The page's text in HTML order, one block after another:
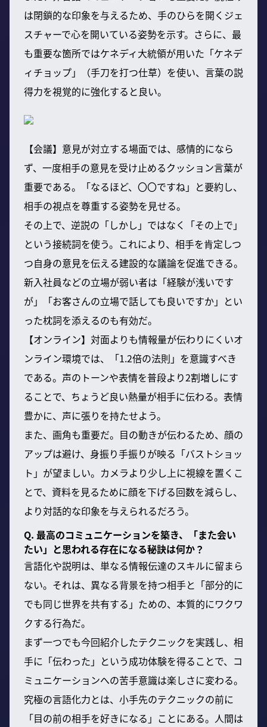
は閉鎖的な印象を与えるため、手のひらを開くジェ
スチャーで心を開いている姿勢を示す。さらに、最
も重要な箇所ではケネディ大統領が用いた「ケネデ
ィチョップ」（手刀を打つ仕草）を使い、言葉の説
得力を視覚的に強化すると良い。
【会議】意見が対立する場面では、感情的になら
ず、一度相手の意見を受け止めるクッション言葉が
重要である。「なるほど、〇〇ですね」と要約し、
相手の視点を尊重する姿勢を見せる。
その上で、逆説の「しかし」ではなく「その上で」
という接続詞を使う。これにより、相手を肯定しつ
つ自身の意見を伝える建設的な議論を促進できる。
新入社員などの立場が弱い者は「経験が浅いです
が」「お客さんの立場で話しても良いですか」とい
った枕詞を添えるのも有効だ。
【オンライン】対面よりも情報量が伝わりにくいオ
ンライン環境では、「1.2倍の法則」を意識すべき
である。声のトーンや表情を普段より2割増しにす
ることで、ちょうど良い熱量が相手に伝わる。表情
豊かに、声に張りを持たせよう。
また、画角も重要だ。目の動きが伝わるため、顔の
アップは避け、身振り手振りが映る「バストショッ
ト」が望ましい。カメラより少し上に視線を置くこ
とで、資料を見るために顔を下げる回数を減らし、
より対話的な印象を与えられるだろう。
Q. 最高のコミュニケーションを築き、「また会い
たい」と思われる存在になる秘訣は何か？
言語化や説明は、単なる情報伝達のスキルに留まら
ない。それは、異なる背景を持つ相手と「部分的に
でも同じ世界を共有する」ための、本質的にワクワ
クする行為だ。
まず一つでも今回紹介したテクニックを実践し、相
手に「伝わった」という成功体験を得ることで、コ
ミュニケーションへの苦手意識は楽しさに変わる。
究極の言語化力とは、小手先のテクニックの前に
「目の前の相手を好きになる」ことにある。人間は